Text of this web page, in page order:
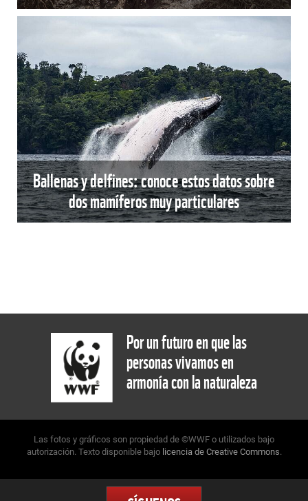
Ballenas y delfines: conoce estos datos sobre
dos mamíferos muy particulares
Por un futuro en que las
personas vivamos en
armonía con la naturaleza
Las fotos y gráficos son propiedad de ©WWF o utilizados bajo
autorización. Texto disponible bajo licencia de Creative Commons.